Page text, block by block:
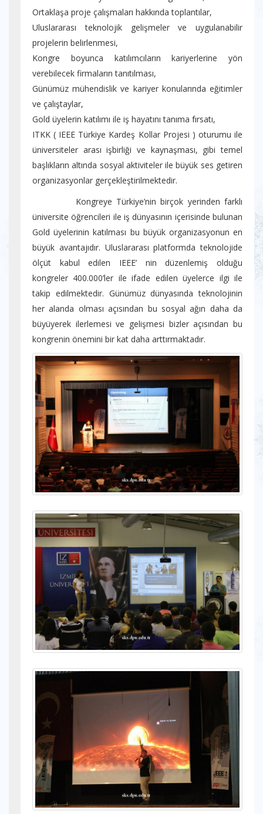
Ortaklaşa proje çalışmaları hakkında toplantılar,
Uluslararası teknolojik gelişmeler ve uygulanabilir
projelerin belirlenmesi,
Kongre boyunca katılımcıların kariyerlerine yön
verebilecek firmaların tanıtılması,
Günümüz mühendislik ve kariyer konularında eğitimler
ve çalıştaylar,
Gold üyelerin katılımı ile iş hayatını tanıma fırsatı,
ITKK ( IEEE Türkiye Kardeş Kollar Projesi ) oturumu ile
üniversiteler arası işbirliği ve kaynaşması, gibi temel
başlıkların altında sosyal aktiviteler ile büyük ses getiren
organizasyonlar gerçekleştirilmektedir.
Kongreye Türkiye’nin birçok yerinden farklı
üniversite öğrencileri ile iş dünyasının içerisinde bulunan
Gold üyelerinin katılması bu büyük organizasyonun en
büyük avantajıdır. Uluslararası platformda teknolojide
ölçüt kabul edilen IEEE’ nin düzenlemiş olduğu
kongreler 400.000’ler ile ifade edilen üyelerce ilgi ile
takip edilmektedir. Günümüz dünyasında teknolojinin
her alanda olması açısından bu sosyal ağın daha da
büyüyerek ilerlemesi ve gelişmesi bizler açısından bu
kongrenin önemini bir kat daha arttırmaktadır.